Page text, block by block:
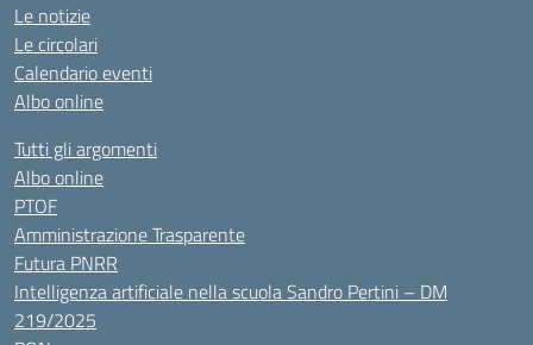
Le notizie
Le circolari
Calendario eventi
Albo online
Tutti gli argomenti
Albo online
PTOF
Amministrazione Trasparente
Futura PNRR
Intelligenza artificiale nella scuola Sandro Pertini – DM
219/2025